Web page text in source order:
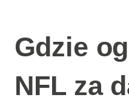
Gdzie
NFL za